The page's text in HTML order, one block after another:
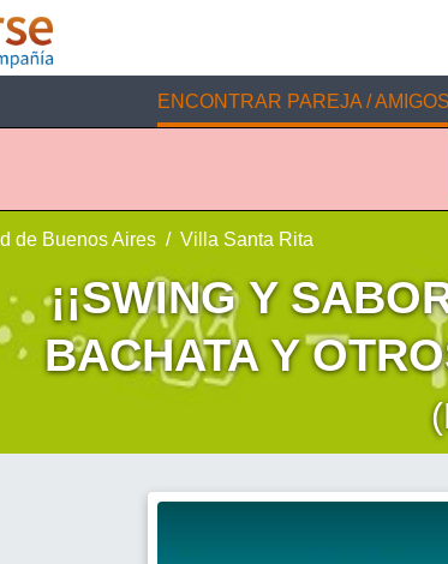
ENCONTRAR PAREJA / AMIGOS
de Buenos Aires Villa Santa Rita
¡¡SWING Y
BACHATA Y